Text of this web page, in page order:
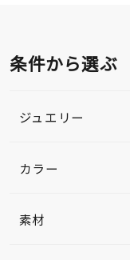
条件から選ぶ
ジュエリー
カラー
素材